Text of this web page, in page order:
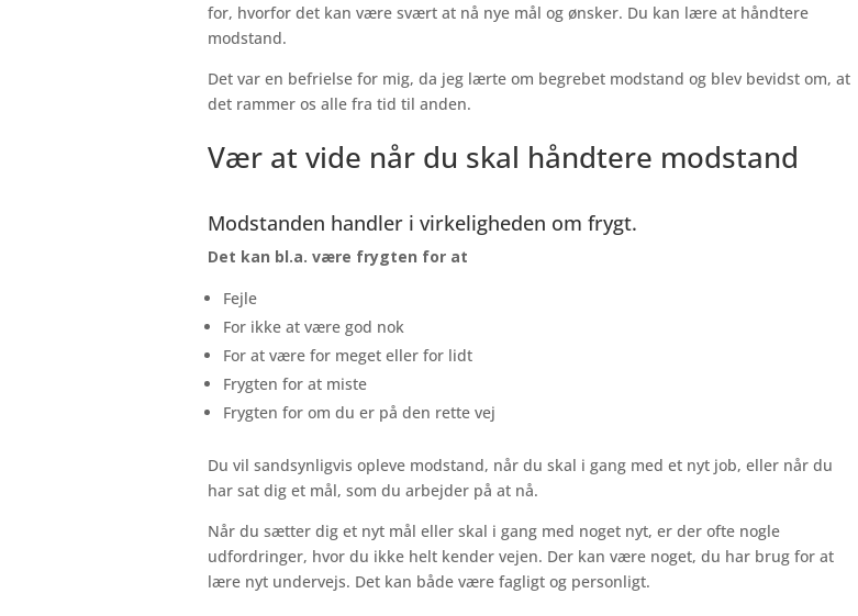
for, hvorfor det kan være svært at nå nye mål og ønsker. Du kan lære at håndtere
modstand.
Det var en befrielse for mig, da jeg lærte om begrebet modstand og blev bevidst om, at
det rammer os alle fra tid til anden.
Vær at vide når du skal håndtere modstand
Modstanden handler i virkeligheden om frygt.
Det kan bl.a. være frygten for at
Fejle
For ikke at være god nok
For at være for meget eller for lidt
Frygten for at miste
Frygten for om du er på den rette vej
Du vil sandsynligvis opleve modstand, når du skal i gang med et nyt job, eller når du
har sat dig et mål, som du arbejder på at nå.
Når du sætter dig et nyt mål eller skal i gang med noget nyt, er der ofte nogle
udfordringer, hvor du ikke helt kender vejen. Der kan være noget, du har brug for at
lære nyt undervejs. Det kan både være fagligt og personligt.